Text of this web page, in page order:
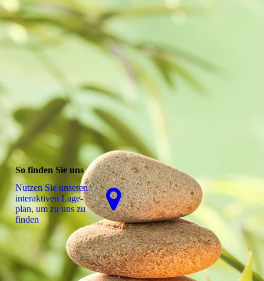
So finden Sie uns
Nutzen Sie unseren
interaktiven La­ge­
plan, um zu uns zu
finden